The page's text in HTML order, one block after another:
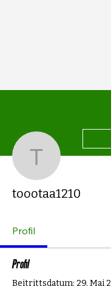
toootaa1210
Profil
Profil
Beitrittsdatum: 29. Mai